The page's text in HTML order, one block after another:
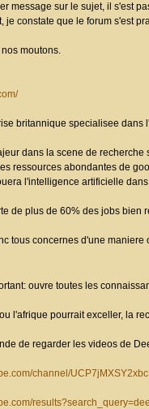
message sur le sujet, il s'est
je constate que le forum s'est
moutons.
britannique specialisee
dans la scene de
ressources abondantes de
l'intelligence artificielle
de plus de 60% des jobs bien
tous concernes d'une maniere
ouvre toutes les
l'afrique pourrait exceller, la
de regarder les videos de
channel/